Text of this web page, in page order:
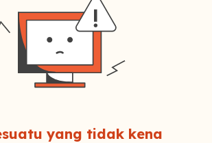
yang tidak kena